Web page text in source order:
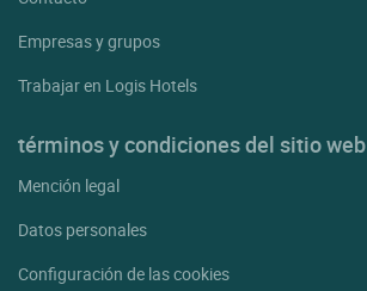
Empresas y grupos
Trabajar en Logis Hotels
términos y condiciones del sitio web
Mención legal
Datos personales
Configuración de las cookies